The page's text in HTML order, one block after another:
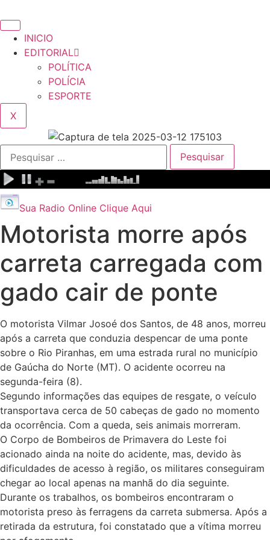
INICIO
EDITORIAL
POLÍTICA
POLÍCIA
ESPORTE
X
Pesquisar
por:
Sua Radio Online Clique Aqui
Motorista morre após
carreta carregada com
gado cair de ponte
O motorista Vilmar Josoé dos Santos, de 48 anos, morreu
após a carreta que conduzia despencar de uma ponte
sobre o Rio Piranhas, em uma estrada rural no município
de Gaúcha do Norte (MT). O acidente ocorreu na
segunda-feira (8).
Segundo informações das equipes de resgate, o veículo
transportava cerca de 50 cabeças de gado no momento
da ocorrência. Com a queda, seis animais morreram.
O Corpo de Bombeiros de Primavera do Leste foi
acionado ainda na noite do acidente, mas, devido às
dificuldades de acesso à região, os militares conseguiram
chegar ao local apenas na manhã do dia seguinte.
Durante os trabalhos, os bombeiros encontraram o
motorista preso às ferragens da carreta submersa. Após a
retirada da estrutura, foi constatado que a vítima morreu